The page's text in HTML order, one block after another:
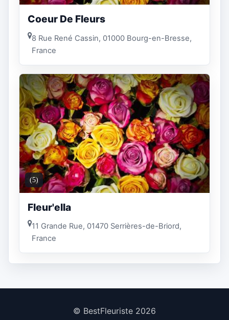
Coeur De Fleurs
8 Rue René Cassin, 01000 Bourg-en-Bresse,
France
(5)
Fleur'ella
11 Grande Rue, 01470 Serrières-de-Briord,
France
© BestFleuriste 2026